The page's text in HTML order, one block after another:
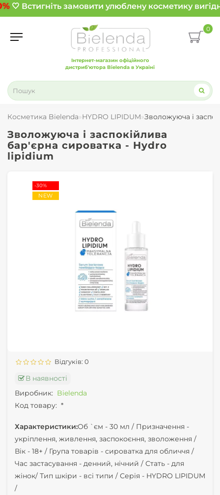
🤍 Встигніть замовити улюблену косметику
Інтернет-магазин офіційного
дистриб'ютора Bielenda в Україні
0
Косметика Bielenda HYDRO LIPIDUM Зволожуюча і
Зволожуюча і заспокійлива
бар'єрна сироватка - Hydro
lipidium
-30%
NEW
Відгуків: 0
В наявності
Виробник: Bielenda
Код товару: *
Характеристики:Об `єм - 30 мл / Призначення -
укріплення, живлення, заспокоєння, зволоження /
Вік - 18+ / Група товарів - сироватка для обличчя /
Час застасування - денний, нічний / Стать - для
жінок/ Тип шкіри - всі типи / Серія - HYDRO LIPIDUM
/